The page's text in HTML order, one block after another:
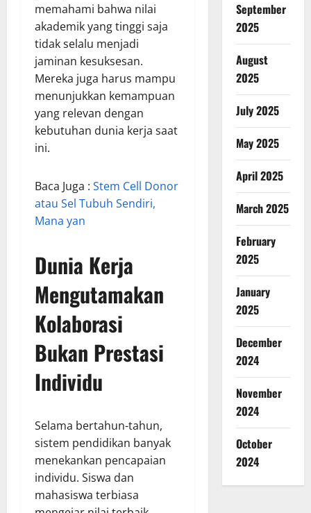
memahami bahwa nilai
akademik yang tinggi saja
tidak selalu menjadi
jaminan kesuksesan.
Mereka juga harus mampu
menunjukkan kemampuan
yang relevan dengan
kebutuhan dunia kerja saat
ini.
Baca Juga : Stem Cell Donor
atau Sel Tubuh Sendiri,
Mana yan
Dunia Kerja
Mengutamakan
Kolaborasi
Bukan Prestasi
Individu
Selama bertahun-tahun,
sistem pendidikan banyak
menekankan pencapaian
individu. Siswa dan
mahasiswa terbiasa
September
2025
August
2025
July 2025
May 2025
April 2025
March 2025
February
2025
January
2025
December
2024
November
2024
October
2024